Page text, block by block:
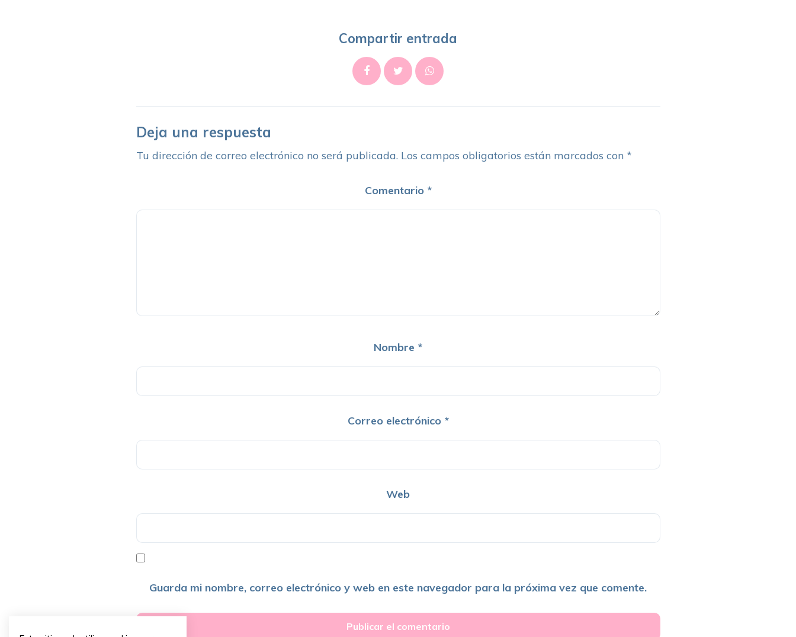
Compartir entrada
Deja una respuesta
Tu dirección de correo electrónico no será publicada. Los campos obligatorios están marcados con *
Comentario *
Nombre *
Correo electrónico *
Web
Guarda mi nombre, correo electrónico y web en este navegador para la próxima vez que comente.